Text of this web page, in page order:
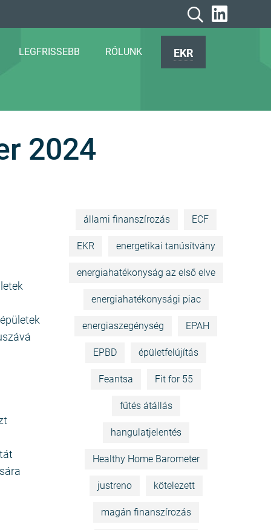
LEGFRISSEBB RÓLUNK EKR
2024
állami finanszírozás ECF
EKR energetikai tanúsítvány
energiahatékonyság az első elve
energiahatékonysági piac
energiaszegénység EPAH
EPBD épületfelújítás
Feantsa Fit for 55
fűtés átállás
hangulatjelentés
Healthy Home Barometer
justreno kötelezett
magán finanszírozás